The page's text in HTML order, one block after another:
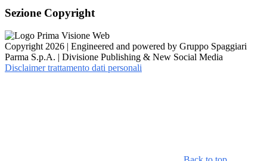
Sezione Copyright
Copyright 2026 | Engineered and powered by Gruppo Spaggiari
Parma S.p.A. | Divisione Publishing & New Social Media
Disclaimer trattamento dati personali